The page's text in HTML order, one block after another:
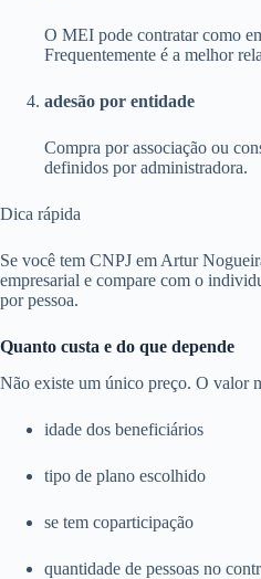
O MEI pode contratar como
Frequentemente é a melhor
adesão por entidade
Compra por associação ou
definidos por administradora.
Dica rápida
Se você tem CNPJ em Artur
empresarial e compare com o
por pessoa.
Quanto custa e do que depende
Não existe um único preço. O valor
idade dos beneficiários
tipo de plano escolhido
se tem coparticipação
quantidade de pessoas no